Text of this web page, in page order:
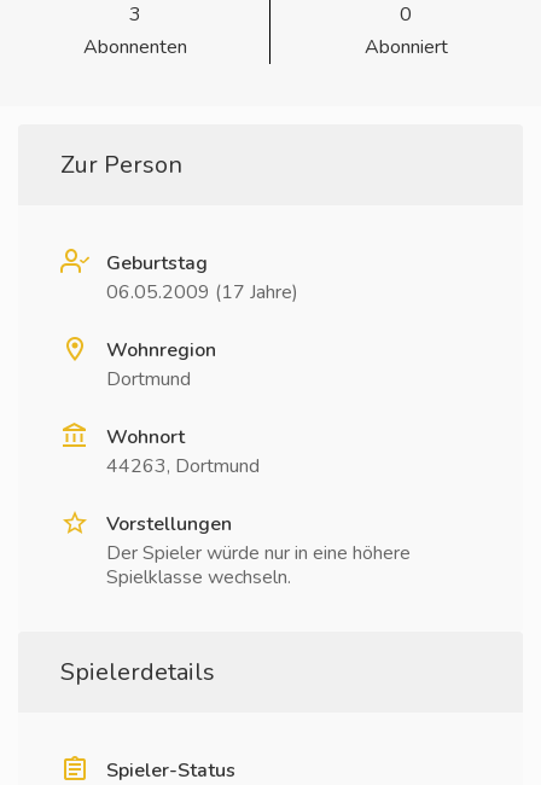
3
Abonnenten
0
Abonniert
Zur Person
Geburtstag
06.05.2009 (17 Jahre)
Wohnregion
Dortmund
Wohnort
44263, Dortmund
Vorstellungen
Der Spieler würde nur in eine höhere
Spielklasse wechseln.
Spielerdetails
Spieler-Status